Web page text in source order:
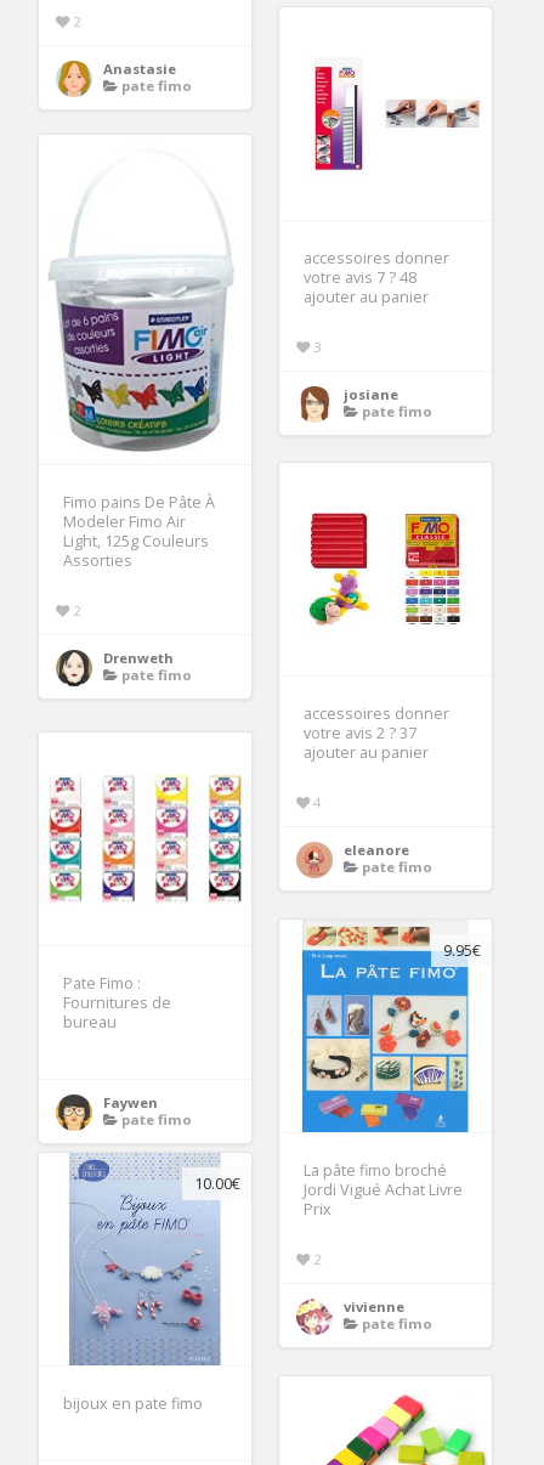
2
Anastasie
pate fimo
accessoires donner
votre avis 7 ? 48
ajouter au panier
3
josiane
pate fimo
Fimo pains De Pâte À
Modeler Fimo Air
Light, 125g Couleurs
Assorties
2
Drenweth
pate fimo
accessoires donner
votre avis 2 ? 37
ajouter au panier
4
eleanore
pate fimo
Pate Fimo :
Fournitures de
bureau
Faywen
pate fimo
9.95€
La pâte fimo broché
Jordi Vigué Achat Livre
Prix
2
vivienne
pate fimo
10.00€
bijoux en pate fimo